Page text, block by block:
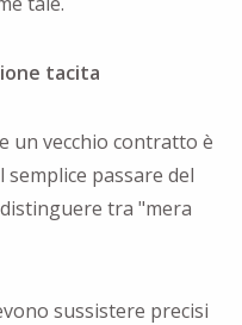
tacita
un vecchio contratto è
passare del
tra "mera
sussistere precisi